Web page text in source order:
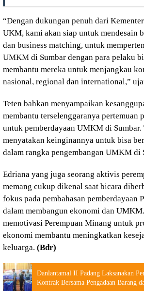
“Dengan dukungan penuh dari
UKM, kami akan siap untuk mendesain
dan business matching, untuk
UMKM di Sumbar dengan para pelaku
membantu mereka untuk menjangkau
nasional, regional dan international,”
Teten bahkan menyampaikan
membantu terselenggaranya pertemuan
untuk pemberdayaan UMKM di Sumbar.
menyatakan keinginannya untuk bisa
dalam rangka pengembangan UMKM di
Edriana yang juga seorang aktivis
memang cukup dikenal saat bicara
fokus pada pembahasan pemberdayaan
dalam membangun ekonomi dan
memotivasi Perempuan Minang untuk
ekonomi membantu meningkatkan
keluarga. (Bdr)
Danlantamal II Padang Laksanakan
Kontrak Bersama Pengadaan Barang